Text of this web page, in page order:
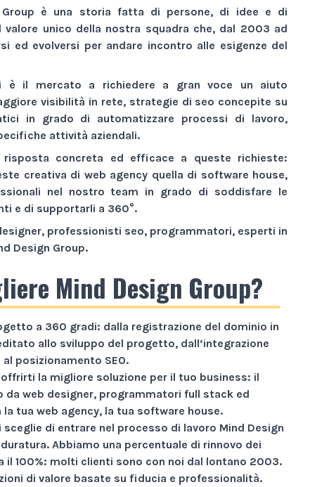
è una storia fatta di persone, di idee e di
valore unico della nostra squadra che, dal 2003 ad
ed evolversi per andare incontro alle esigenze del
è il mercato a richiedere a gran voce un aiuto
visibilità in rete, strategie di seo concepite su
in grado di automatizzare processi di lavoro,
attività aziendali.
concreta ed efficace a queste richieste:
creativa di web agency quella di software house,
nel nostro team in grado di soddisfare le
e di supportarli a 360°.
professionisti seo, programmatori, esperti in
Design Group.
Mind Design Group?
a 360 gradi: dalla registrazione del dominio in
allo sviluppo del progetto, dall’integrazione
posizionamento SEO.
la migliore soluzione per il tuo business: il
web designer, programmatori full stack ed
la tua web agency, la tua software house.
sceglie di entrare nel processo di lavoro Mind Design
Abbiamo una percentuale di rinnovo dei
il 100%: molti clienti sono con noi dal lontano 2003.
di valore basate su fiducia e professionalità.